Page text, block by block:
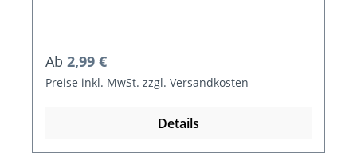
Regulärer Preis:
Ab 2,99 €
Preise inkl. MwSt. zzgl. Versandkosten
Details